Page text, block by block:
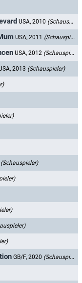
USA, 2010 (Schauspieler)
USA, 2011 (Schauspieler)
USA, 2012 (Schauspieler)
2013 (Schauspieler)
(Schauspieler)
GB/F, 2020 (Schauspieler)